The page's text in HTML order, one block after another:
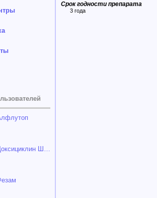
Доксициклин Штада
Срок годности препарата
3 года